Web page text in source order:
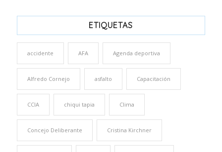
ETIQUETAS
accidente AFA Agenda deportiva
Alfredo Cornejo asfalto Capacitación
CCIA chiqui tapia Clima
Concejo Deliberante Cristina Kirchner